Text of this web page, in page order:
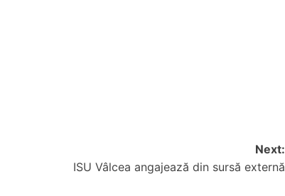
Next:
ISU Vâlcea angajează din sursă externă